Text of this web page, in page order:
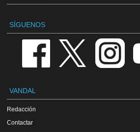
SÍGUENOS
VANDAL
Redacción
Contactar